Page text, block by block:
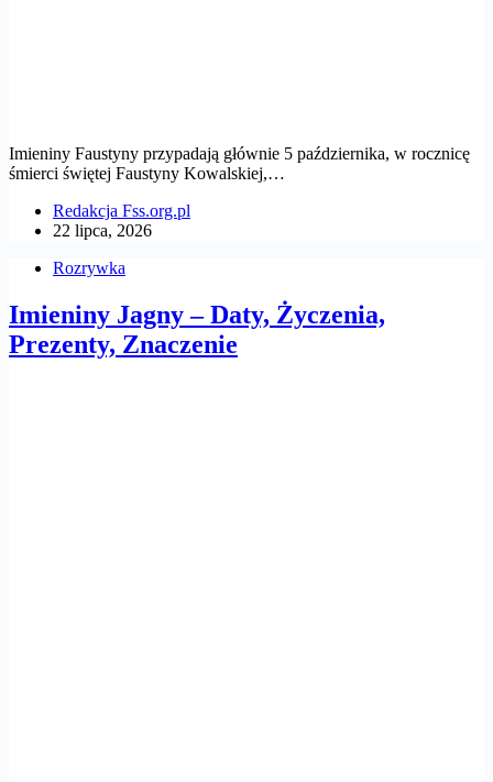
Imieniny Faustyny przypadają głównie 5 października, w rocznicę
śmierci świętej Faustyny Kowalskiej,…
Redakcja Fss.org.pl
22 lipca, 2026
Rozrywka
Imieniny Jagny – Daty, Życzenia,
Prezenty, Znaczenie